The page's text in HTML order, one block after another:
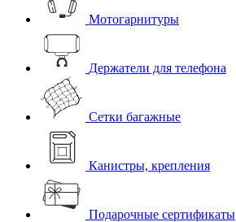
Мотогарнитуры
Держатели для телефона
Сетки багажные
Канистры, крепления
Подарочные сертификаты